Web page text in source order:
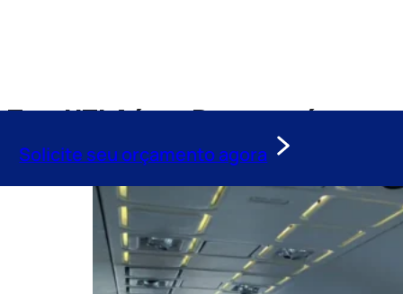
Solicite seu orçamento agora